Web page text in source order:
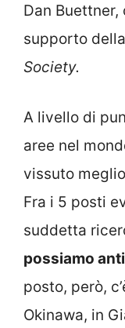
Dan
supporto della
Society.
A livello di
aree nel
vissuto
Fra i 5 posti
suddetta
possiamo
posto, però,
Okinawa, in